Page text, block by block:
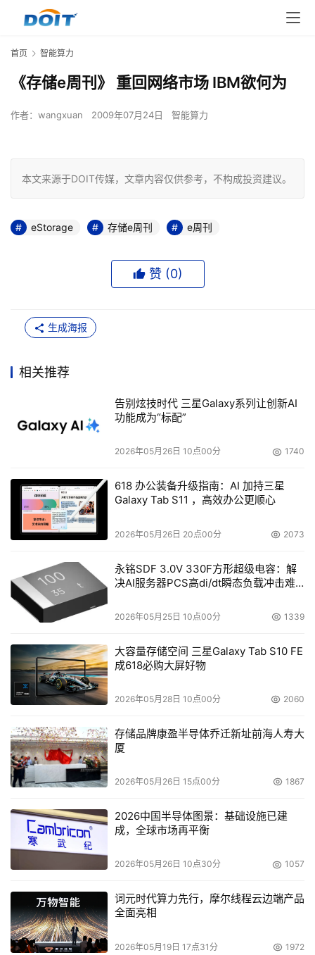
首页 智能算力
《存储e周刊》 重回网络市场 IBM欲何为
作者： wangxuan 2009年07月24日 智能算力
本文来源于DOIT传媒，文章内容仅供参考，不构成投资建议。
eStorage 存储e周刊 e周刊
赞 (0)
生成海报
相关推荐
告别炫技时代 三星Galaxy系列让创新AI
功能成为“标配”
2026年05月26日 10点00分 1740
618 办公装备升级指南：AI 加持三星
Galaxy Tab S11 ，高效办公更顺心
2026年05月26日 20点00分 2073
永铭SDF 3.0V 330F方形超级电容：解
决AI服务器PCS高di/dt瞬态负载冲击难
2026年05月25日 10点00分 1339
大容量存储空间 三星Galaxy Tab S10 FE
成618必购大屏好物
2026年05月28日 10点00分 2060
存储品牌康盈半导体乔迁新址前海人寿大
厦
2026年05月26日 15点00分 1867
2026中国半导体图景：基础设施已建
成，全球市场再平衡
2026年05月26日 10点30分 1057
词元时代算力先行，摩尔线程云边端产品
全面亮相
2026年05月19日 17点31分 1972